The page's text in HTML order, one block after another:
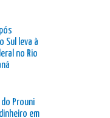
Sul leva à
no Rio
Prouni
em